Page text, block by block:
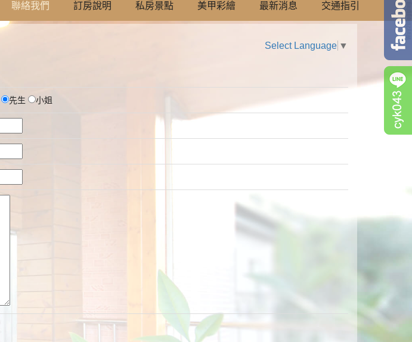
聯絡我們 訂房說明 私房景點 美甲彩繪 最新消息 交通指引
Select Language ▼
先生 小姐